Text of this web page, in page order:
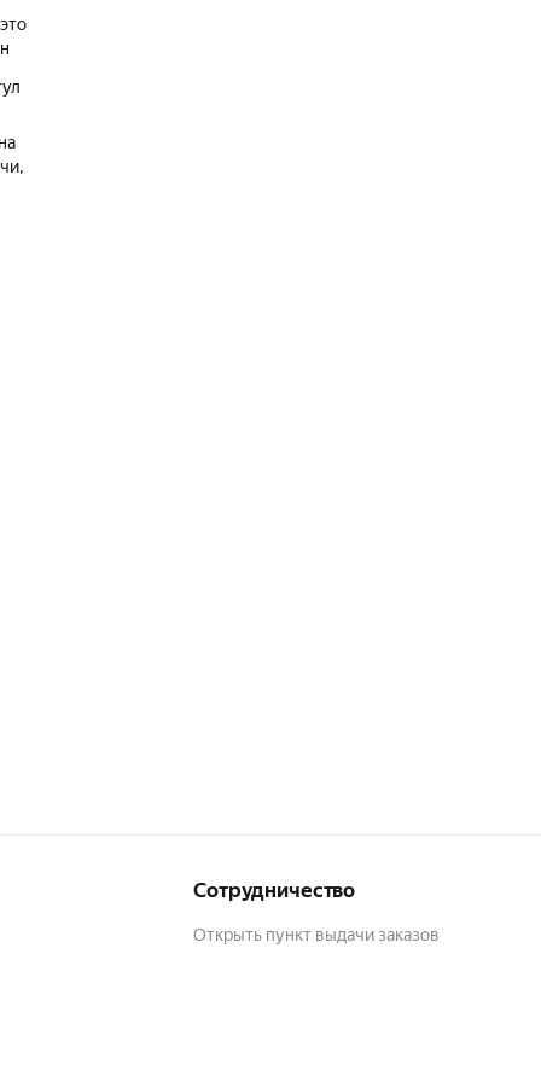
Сотрудничество
Открыть пункт выдачи заказов